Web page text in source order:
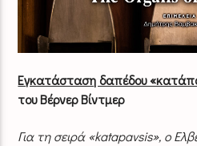
Εγκατάσταση δαπέδου
του Βέρνερ Βίντμερ
Για τη σειρά «katapavsis», ο